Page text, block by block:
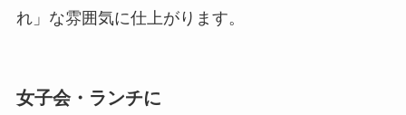
れ」な雰囲気に仕上がります。
女子会・ランチに